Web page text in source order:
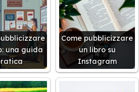
una guida
Come pubblicizzare
un libro su
Instagram